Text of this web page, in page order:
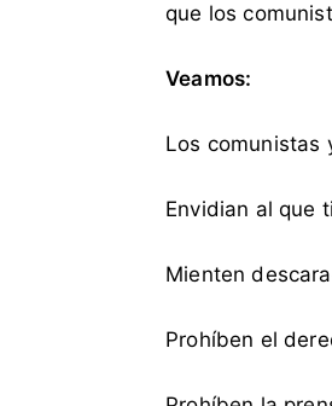
e
C
m
n
s
que los
Veamos:
Los comunistas
Envidian al que
Mienten
Prohíben el